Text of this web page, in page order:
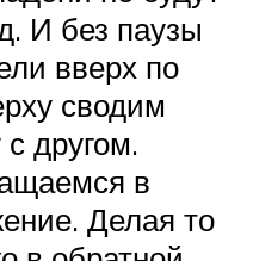
И без паузы
вверх по
сводим
другом.
в
Делая то